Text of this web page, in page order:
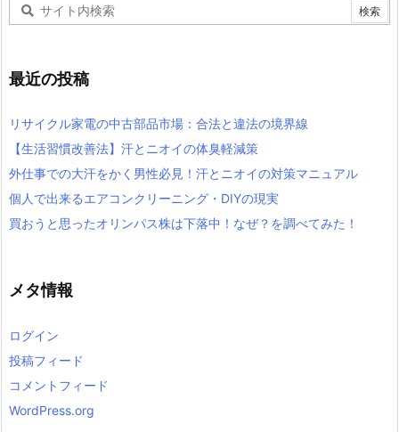
最近の投稿
リサイクル家電の中古部品市場：合法と違法の境界線
【生活習慣改善法】汗とニオイの体臭軽減策
外仕事での大汗をかく男性必見！汗とニオイの対策マニュアル
個人で出来るエアコンクリーニング・DIYの現実
買おうと思ったオリンパス株は下落中！なぜ？を調べてみた！
メタ情報
ログイン
投稿フィード
コメントフィード
WordPress.org